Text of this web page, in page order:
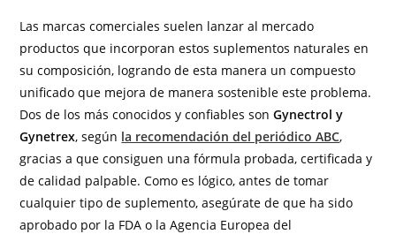
Las marcas comerciales suelen lanzar al mercado
productos que incorporan estos suplementos naturales en
su composición, logrando de esta manera un compuesto
unificado que mejora de manera sostenible este problema.
Dos de los más conocidos y confiables sonGynectrol y
Gynetrex, según la recomendación del periódico ABC,
gracias a que consiguen una fórmula probada, certificada y
de calidad palpable. Como es lógico, antes de tomar
cualquier tipo de suplemento, asegúrate de que ha sido
aprobado por la FDA o la Agencia Europea del